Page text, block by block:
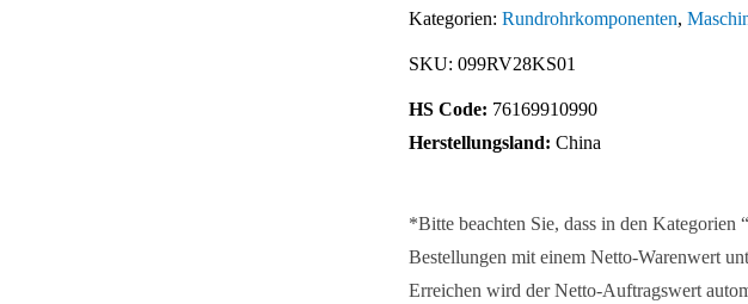
(Set)
Menge
Kategorien: Rundrohrkomponenten,
SKU: 099RV28KS01
HS Code: 76169910990
Herstellungsland: China
*Bitte beachten Sie, dass in den
Bestellungen mit einem Netto-Warenwert
Erreichen wird der Netto-Auftragswert